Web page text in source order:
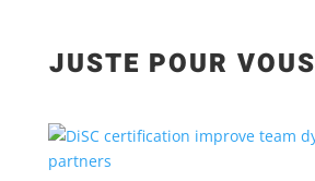
JUSTE POUR VOUS